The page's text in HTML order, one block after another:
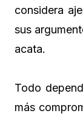
considera
sus
acata.
Todo
más